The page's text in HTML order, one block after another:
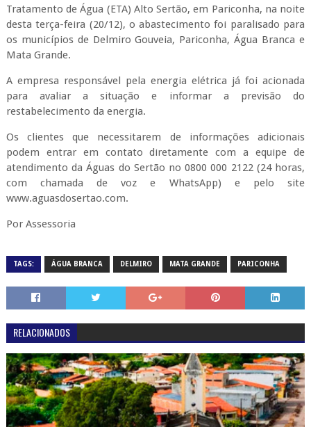
Tratamento de Água (ETA) Alto Sertão, em Pariconha, na noite
desta terça-feira (20/12), o abastecimento foi paralisado para
os municípios de Delmiro Gouveia, Pariconha, Água Branca e
Mata Grande.
A empresa responsável pela energia elétrica já foi acionada
para avaliar a situação e informar a previsão do
restabelecimento da energia.
Os clientes que necessitarem de informações adicionais
podem entrar em contato diretamente com a equipe de
atendimento da Águas do Sertão no 0800 000 2122 (24 horas,
com chamada de voz e WhatsApp) e pelo site
www.aguasdosertao.com.
Por Assessoria
TAGS: ÁGUA BRANCA DELMIRO MATA GRANDE PARICONHA
RELACIONADOS